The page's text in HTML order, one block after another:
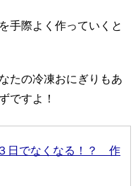
手際よく作っていくと
たの冷凍おにぎりもあ
ですよ！
日でなくなる！？ 作